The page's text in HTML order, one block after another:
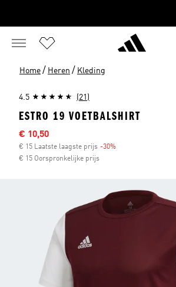
Home / Heren / Kleding
4.5 (21)
ESTRO 19 VOETBALSHIRT
Afgeprijsde prijs
€ 10,50
€ 15 Laatste laagste prijs -30%
€ 15 Oorspronkelijke prijs